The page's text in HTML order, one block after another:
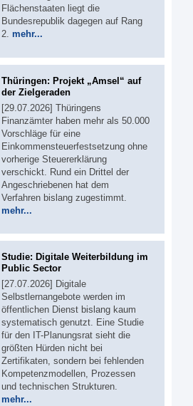
Flächenstaaten liegt die
Bundesrepublik dagegen auf Rang
2. mehr...
Thüringen: Projekt „Amsel“ auf
der Zielgeraden
[29.07.2026] Thüringens
Finanzämter haben mehr als 50.000
Vorschläge für eine
Einkommensteuerfestsetzung ohne
vorherige Steuererklärung
verschickt. Rund ein Drittel der
Angeschriebenen hat dem
Verfahren bislang zugestimmt.
mehr...
Studie: Digitale Weiterbildung im
Public Sector
[27.07.2026] Digitale
Selbstlernangebote werden im
öffentlichen Dienst bislang kaum
systematisch genutzt. Eine Studie
für den IT-Planungsrat sieht die
größten Hürden nicht bei
Zertifikaten, sondern bei fehlenden
Kompetenzmodellen, Prozessen
und technischen Strukturen.
mehr...